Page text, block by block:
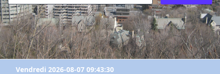
Vendredi 2026-08-07 09:43:30